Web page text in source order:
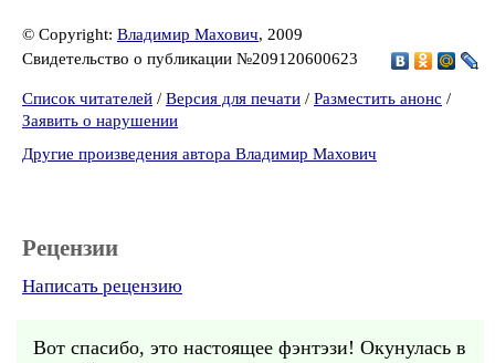
© Copyright: Владимир Махович, 2009
Свидетельство о публикации №209120600623
Список читателей / Версия для печати / Разместить анонс /
Заявить о нарушении
Другие произведения автора Владимир Махович
Рецензии
Написать рецензию
Вот спасибо, это настоящее фэнтэзи! Окунулась в